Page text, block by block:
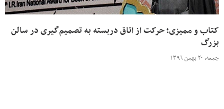
کتاب و ممیزی؛ حرکت از اتاق دربسته به تصمیم‌گیری در سالن
بزرگ
جمعه، ۲۰ بهمن ۱۳۹۶